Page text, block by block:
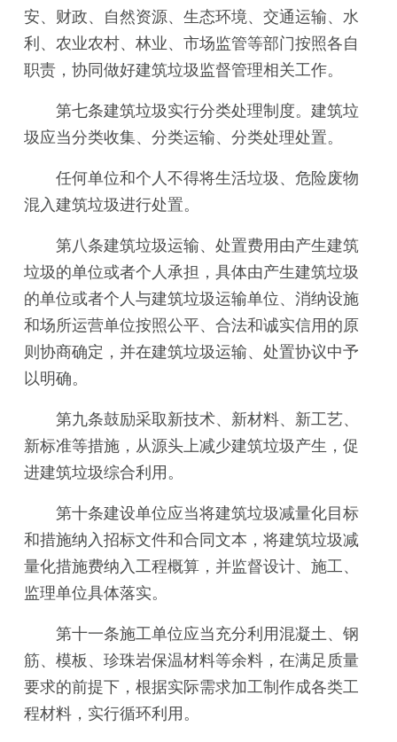
安、财政、自然资源、生态环境、交通运输、水
利、农业农村、林业、市场监管等部门按照各自
职责，协同做好建筑垃圾监督管理相关工作。
第七条建筑垃圾实行分类处理制度。建筑垃
圾应当分类收集、分类运输、分类处理处置。
任何单位和个人不得将生活垃圾、危险废物
混入建筑垃圾进行处置。
第八条建筑垃圾运输、处置费用由产生建筑
垃圾的单位或者个人承担，具体由产生建筑垃圾
的单位或者个人与建筑垃圾运输单位、消纳设施
和场所运营单位按照公平、合法和诚实信用的原
则协商确定，并在建筑垃圾运输、处置协议中予
以明确。
第九条鼓励采取新技术、新材料、新工艺、
新标准等措施，从源头上减少建筑垃圾产生，促
进建筑垃圾综合利用。
第十条建设单位应当将建筑垃圾减量化目标
和措施纳入招标文件和合同文本，将建筑垃圾减
量化措施费纳入工程概算，并监督设计、施工、
监理单位具体落实。
第十一条施工单位应当充分利用混凝土、钢
筋、模板、珍珠岩保温材料等余料，在满足质量
要求的前提下，根据实际需求加工制作成各类工
程材料，实行循环利用。